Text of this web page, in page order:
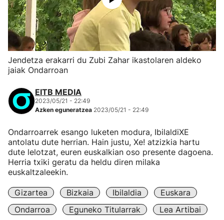
Jendetza erakarri du Zubi Zahar ikastolaren aldeko
jaiak Ondarroan
EITB MEDIA
2023/05/21 - 22:49
Azken eguneratzea 2023/05/21 - 22:49
Ondarroarrek esango luketen modura, IbilaldiXE
antolatu dute herrian. Hain justu, Xe! atzizkia hartu
dute lelotzat, euren euskalkian oso presente dagoena.
Herria txiki geratu da heldu diren milaka
euskaltzaleekin.
Gizartea Bizkaia Ibilaldia
Euskara
Ondarroa
Eguneko Titularrak Lea Artibai